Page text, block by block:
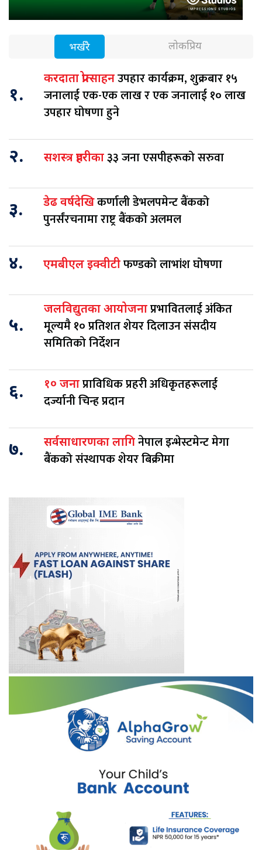
भर्खरै लोकप्रिय
१.
करदाता प्रोत्साहनउपहार कार्यक्रम, शुक्रबार १५
जनालाई एक-एक लाख र एक जनालाई १० लाख
उपहार घोषणा हुने
२. सशस्त्र प्रहरीका३३ जना एसपीहरूको सरुवा
३. डेढ वर्षदेखिकर्णाली डेभलपमेन्ट बैंकको
पुनर्संरचनामा राष्ट्र बैंकको अलमल
४. एमबीएल इक्वीटीफण्डको लाभांश घोषणा
५.
जलविद्युतका आयोजनाप्रभावितलाई अंकित
मूल्यमै १० प्रतिशत शेयर दिलाउन संसदीय
समितिको निर्देशन
६. १० जनाप्राविधिक प्रहरी अधिकृतहरूलाई
दर्ज्यानी चिन्ह प्रदान
७. सर्वसाधारणका लागिनेपाल इन्भेस्टमेन्ट मेगा
बैंकको संस्थापक शेयर बिक्रीमा